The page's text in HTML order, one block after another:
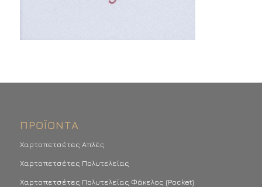
ΠΡΟΪΌΝΤΑ
Χαρτοπετσέτες Απλές
Χαρτοπετσέτες Πολυτελείας
Χαρτοπετσέτες Πολυτελείας Φάκελος (Pocket)